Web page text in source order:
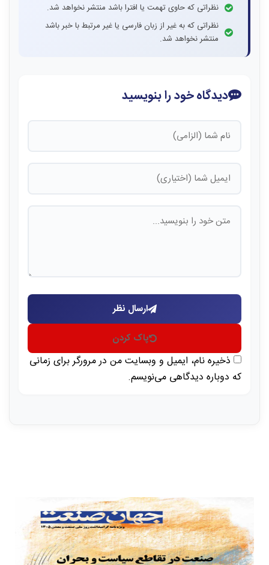
نظراتی که حاوی تهمت یا افترا باشد منتشر نخواهد شد.
نظراتی که به غیر از زبان فارسی یا غیر مرتبط با خبر باشد
منتشر نخواهد شد.
دیدگاه خود را بنویسید
ارسال نظر
پاک کردن
ذخیره نام، ایمیل و وبسایت من در مرورگر برای زمانی
که دوباره دیدگاهی می‌نویسم.